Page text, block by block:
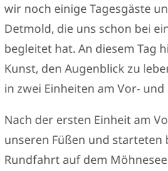
wir noch einige Tagesgäste
Detmold, die uns schon bei
begleitet hat. An diesem Tag
Kunst, den Augenblick zu
in zwei Einheiten am Vor-
Nach der ersten Einheit am
unseren Füßen und starteten
Rundfahrt auf dem